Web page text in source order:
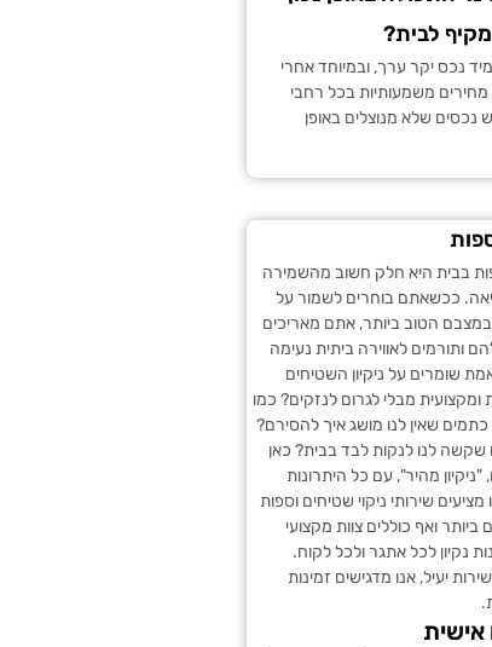
מקיף לבית?
נכס יקר ערך, ובמיוחד אחרי
מחירים משמעותיות בכל רחבי
נכסים שלא מנוצלים באופן
בבית היא חלק חשוב מהשמירה
ככשאתם בוחרים לשמור על
הטוב ביותר, אתם מאריכים
ותורמים לאווירה ביתית נעימה
שומרים על ניקיון השטיחים
ומקצועית מבלי לגרום לנזקים? כמו
שאין לנו מושג איך להסירם?
לנו לנקות לבד בבית? כאן
מהיר", עם כל היתרונות
שירותי ניקוי שטיחים וספות
ואף כוללים צוות מקצועי
נקיון לכל אתגר ולכל לקוח.
יעיל, אנו מדגישים זמינות